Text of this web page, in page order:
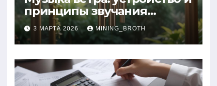
принципы звучания
колокольчиков
3 МАРТА 2026 MINING_BROTH